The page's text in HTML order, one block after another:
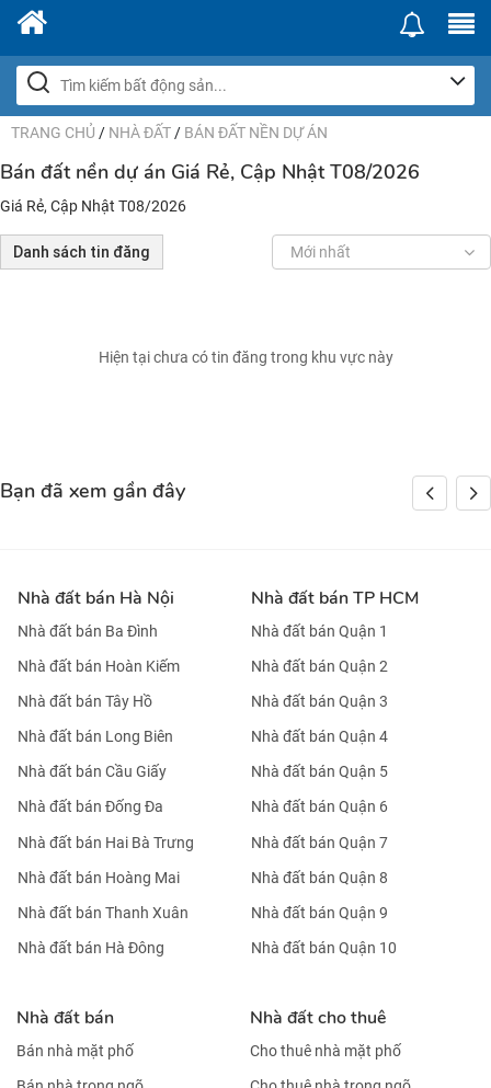
TRANG CHỦ / NHÀ ĐẤT / BÁN ĐẤT NỀN DỰ ÁN
Bán đất nền dự án Giá Rẻ, Cập Nhật T08/2026
Giá Rẻ, Cập Nhật T08/2026
Danh sách tin đăng Mới nhất
Hiện tại chưa có tin đăng trong khu vực này
Bạn đã xem gần đây
Nhà đất bán Hà Nội
Nhà đất bán Ba Đình
Nhà đất bán Hoàn Kiếm
Nhà đất bán Tây Hồ
Nhà đất bán Long Biên
Nhà đất bán Cầu Giấy
Nhà đất bán Đống Đa
Nhà đất bán Hai Bà Trưng
Nhà đất bán Hoàng Mai
Nhà đất bán Thanh Xuân
Nhà đất bán Hà Đông
Nhà đất bán TP HCM
Nhà đất bán Quận 1
Nhà đất bán Quận 2
Nhà đất bán Quận 3
Nhà đất bán Quận 4
Nhà đất bán Quận 5
Nhà đất bán Quận 6
Nhà đất bán Quận 7
Nhà đất bán Quận 8
Nhà đất bán Quận 9
Nhà đất bán Quận 10
Nhà đất bán
Bán nhà mặt phố
Nhà đất cho thuê
Cho thuê nhà mặt phố